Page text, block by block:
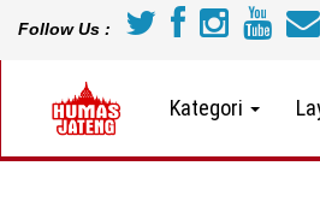
Follow Us :
Kategori